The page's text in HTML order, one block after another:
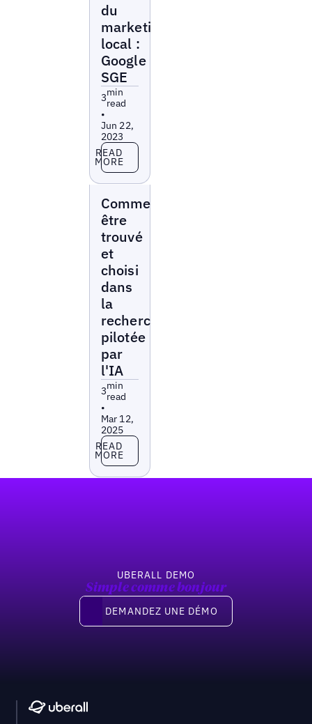
du
marketing
local :
Google
SGE
3min
read
•
Jun 22,
2023
Read more
READ
MORE
Comment
être
trouvé
et
choisi
dans
la
recherche
pilotée
par
l'IA
3min
read
•
Mar 12,
2025
Read more
READ
MORE
UBERALL DEMO
Simple comme bonjour
Demandez une démo
DEMANDEZ UNE DÉMO